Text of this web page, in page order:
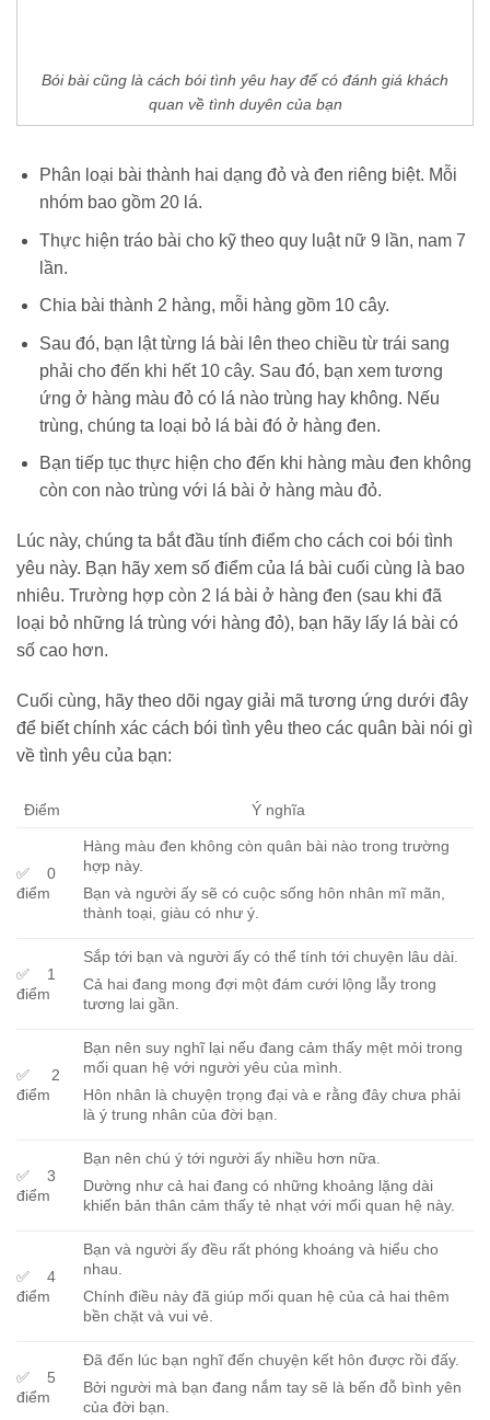
Bói bài cũng là cách bói tình yêu hay để có đánh giá khách
quan về tình duyên của bạn
Phân loại bài thành hai dạng đỏ và đen riêng biệt. Mỗi
nhóm bao gồm 20 lá.
Thực hiện tráo bài cho kỹ theo quy luật nữ 9 lần, nam 7
lần.
Chia bài thành 2 hàng, mỗi hàng gồm 10 cây.
Sau đó, bạn lật từng lá bài lên theo chiều từ trái sang
phải cho đến khi hết 10 cây. Sau đó, bạn xem tương
ứng ở hàng màu đỏ có lá nào trùng hay không. Nếu
trùng, chúng ta loại bỏ lá bài đó ở hàng đen.
Bạn tiếp tục thực hiện cho đến khi hàng màu đen không
còn con nào trùng với lá bài ở hàng màu đỏ.
Lúc này, chúng ta bắt đầu tính điểm cho cách coi bói tình
yêu này. Bạn hãy xem số điểm của lá bài cuối cùng là bao
nhiêu. Trường hợp còn 2 lá bài ở hàng đen (sau khi đã
loại bỏ những lá trùng với hàng đỏ), bạn hãy lấy lá bài có
số cao hơn.
Cuối cùng, hãy theo dõi ngay giải mã tương ứng dưới đây
để biết chính xác cách bói tình yêu theo các quân bài nói gì
về tình yêu của bạn:
Điểm Ý nghĩa
✅ 0
điểm
Hàng màu đen không còn quân bài nào trong trường
hợp này.
Bạn và người ấy sẽ có cuộc sống hôn nhân mĩ mãn,
thành toại, giàu có như ý.
✅ 1
điểm
Sắp tới bạn và người ấy có thể tính tới chuyện lâu dài.
Cả hai đang mong đợi một đám cưới lộng lẫy trong
tương lai gần.
✅ 2
điểm
Bạn nên suy nghĩ lại nếu đang cảm thấy mệt mỏi trong
mối quan hệ với người yêu của mình.
Hôn nhân là chuyện trọng đại và e rằng đây chưa phải
là ý trung nhân của đời bạn.
✅ 3
điểm
Bạn nên chú ý tới người ấy nhiều hơn nữa.
Dường như cả hai đang có những khoảng lặng dài
khiến bản thân cảm thấy tẻ nhạt với mối quan hệ này.
✅ 4
điểm
Bạn và người ấy đều rất phóng khoáng và hiểu cho
nhau.
Chính điều này đã giúp mối quan hệ của cả hai thêm
bền chặt và vui vẻ.
✅ 5
điểm
Đã đến lúc bạn nghĩ đến chuyện kết hôn được rồi đấy.
Bởi người mà bạn đang nắm tay sẽ là bến đỗ bình yên
của đời bạn.